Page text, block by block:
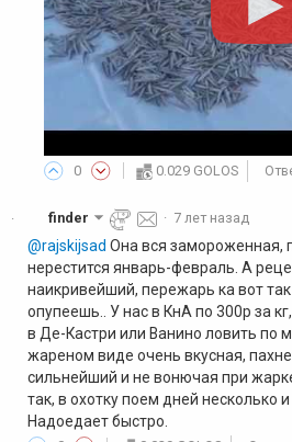
0 0.029 GOLOS
· finder · 7 лет назад
@rajskijsad Она вся замороженная,
нерестится январь-февраль. А
наикривейший, пережарь ка вот
опупеешь.. У нас в КнА по 300р за
в Де-Кастри или Ванино ловить по
жареном виде очень вкусная,
сильнейший и не вонючая при
так, в охотку поем дней несколько
Надоедает быстро.